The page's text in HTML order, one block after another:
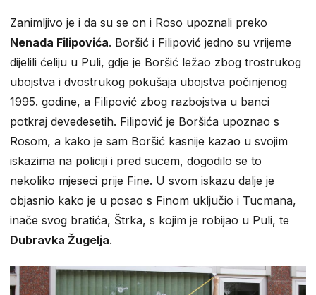
Zanimljivo je i da su se on i Roso upoznali preko
Nenada Filipovića. Boršić i Filipović jedno su vrijeme
dijelili ćeliju u Puli, gdje je Boršić ležao zbog trostrukog
ubojstva i dvostrukog pokušaja ubojstva počinjenog
1995. godine, a Filipović zbog razbojstva u banci
potkraj devedesetih. Filipović je Boršića upoznao s
Rosom, a kako je sam Boršić kasnije kazao u svojim
iskazima na policiji i pred sucem, dogodilo se to
nekoliko mjeseci prije Fine. U svom iskazu dalje je
objasnio kako je u posao s Finom uključio i Tucmana,
inače svog bratića, Štrka, s kojim je robijao u Puli, te
Dubravka Žugelja.